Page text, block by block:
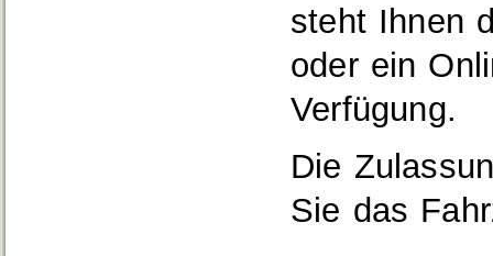
steht Ihnen
oder ein
Verfügung.
Die
Sie das